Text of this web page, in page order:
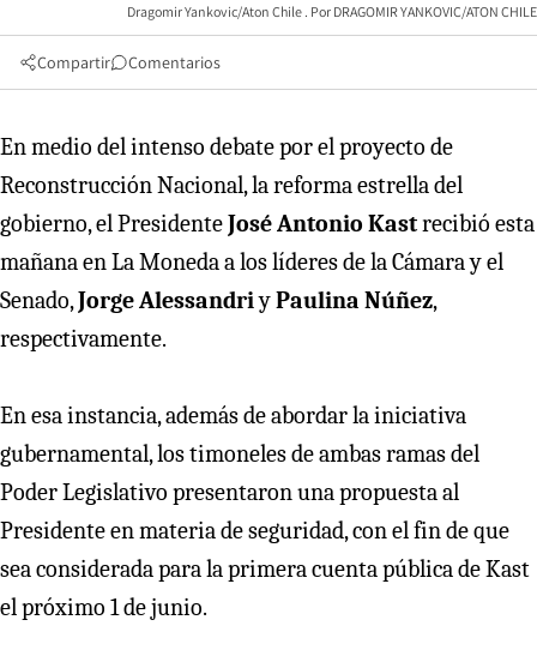
Dragomir Yankovic/Aton Chile DRAGOMIR YANKOVIC/ATON CHILE
Compartir Comentarios
En medio del intenso debate por el proyecto de
Reconstrucción Nacional, la reforma estrella del
gobierno, el PresidenteJosé Antonio Kastrecibió esta
mañana en La Moneda a los líderes de la Cámara y el
Senado,Jorge AlessandriyPaulina Núñez,
respectivamente.
En esa instancia, además de abordar la iniciativa
gubernamental, los timoneles de ambas ramas del
Poder Legislativo presentaron una propuesta al
Presidente en materia de seguridad, con el fin de que
sea considerada para la primera cuenta pública de Kast
el próximo 1 de junio.